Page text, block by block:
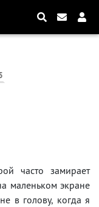
часто замирает
маленьком экране
в голову, когда я